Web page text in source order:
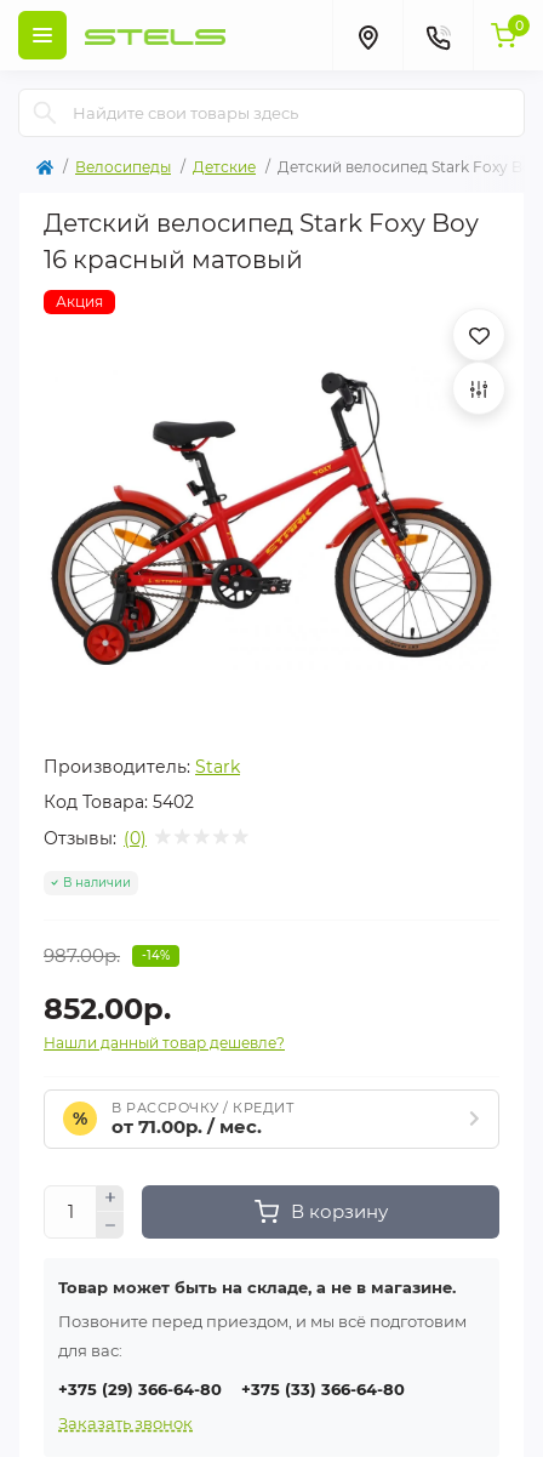
0
Велосипеды Детские Детский велосипед Stark Foxy
Детский велосипед Stark Foxy Boy
16 красный матовый
Акция
Производитель: Stark
Код Товара: 5402
Отзывы: (0)
В наличии
987.00р. -14%
852.00р.
Нашли данный товар дешевле?
%
В РАССРОЧКУ / КРЕДИТ
от 71.00р. / мес.
В корзину
Товар может быть на складе, а не в магазине.
Позвоните перед приездом, и мы всё подготовим
для вас:
+375 (29) 366-64-80
+375 (33) 366-64-80
Заказать звонок